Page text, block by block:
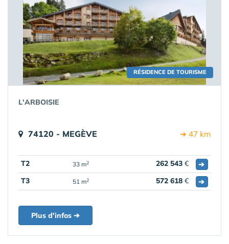
RÉSIDENCE DE TOURISME
L'ARBOISIE
74120 - MEGÈVE ➔ 47 km
T2 33 m2 262 543 €
➔
T3
51 m2 572 618 € ➔
Plus d'infos ➔